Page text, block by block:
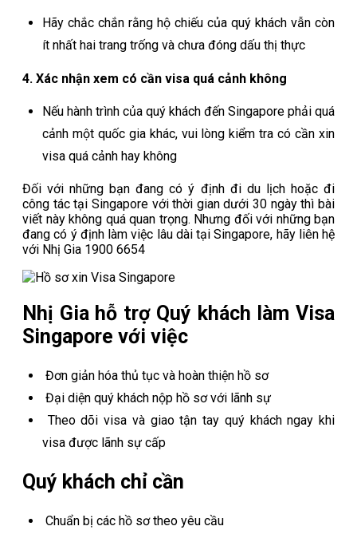
Hãy chắc chắn rằng hộ chiếu của quý khách vẫn còn
ít nhất hai trang trống và chưa đóng dấu thị thực
4. Xác nhận xem có cần visa quá cảnh không
Nếu hành trình của quý khách đến Singapore phải quá
cảnh một quốc gia khác, vui lòng kiểm tra có cần xin
visa quá cảnh hay không
Đối với những bạn đang có ý định đi du lịch hoặc đi
công tác tại Singapore với thời gian dưới 30 ngày thì bài
viết này không quá quan trọng. Nhưng đối với những bạn
đang có ý định làm việc lâu dài tại Singapore, hãy liên hệ
với Nhị Gia 1900 6654
Nhị Gia hỗ trợ Quý khách làm Visa
Singapore với việc
Đơn giản hóa thủ tục và hoàn thiện hồ sơ
Đại diện quý khách nộp hồ sơ với lãnh sự
Theo dõi visa và giao tận tay quý khách ngay khi
visa được lãnh sự cấp
Quý khách chỉ cần
Chuẩn bị các hồ sơ theo yêu cầu